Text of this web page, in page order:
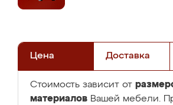
Цена Доставка
Стоимость зависит от
материалов Вашей мебели.